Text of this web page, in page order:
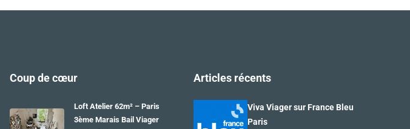
Coup de cœur
Loft Atelier 62m² – Paris
3ème Marais Bail Viager
Articles récents
Viva Viager sur France Bleu
Paris